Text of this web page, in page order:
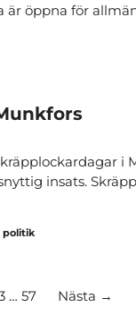
är öppna för
i
insats.
politik
… 57 Nästa →